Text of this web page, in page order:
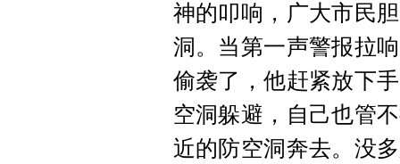
神的叩响，广大市民
洞。当第一声警报拉
偷袭了，他赶紧放下
空洞躲避，自己也管
近的防空洞奔去。没